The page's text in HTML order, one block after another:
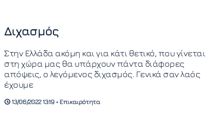
Διχασμός
Στην Ελλάδα ακόμη και για κάτι θετικό, που γίνεται
στη χώρα μας θα υπάρχουν πάντα διάφορες
απόψεις, ο λεγόμενος διχασμός. Γενικά σαν λαός
έχουμε
13/06/2022 13:19 • Επικαιρότητα